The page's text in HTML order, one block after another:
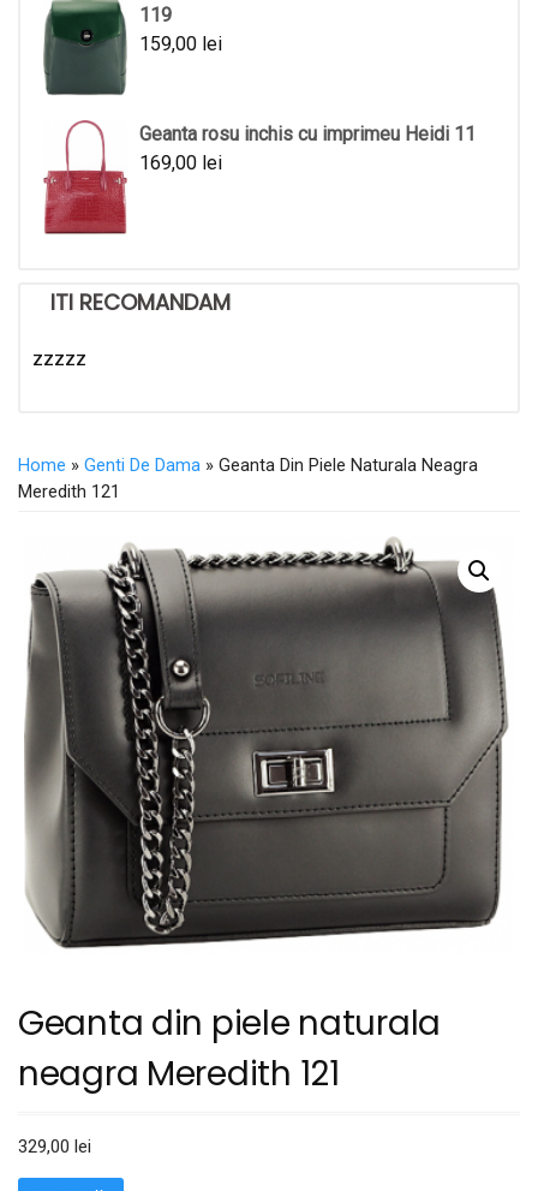
119
159,00 lei
Geanta rosu inchis cu imprimeu Heidi 11
169,00 lei
ITI RECOMANDAM
zzzzz
Home » Genti De Dama » Geanta Din Piele Naturala Neagra
Meredith 121
Geanta din piele naturala
neagra Meredith 121
329,00 lei